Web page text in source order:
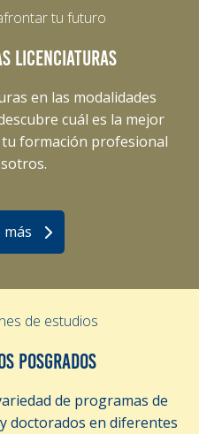
tu futuro
LICENCIATURAS
en las modalidades
cuál es la mejor
formación profesional
más
de estudios
POSGRADOS
de programas de
doctorados en diferentes